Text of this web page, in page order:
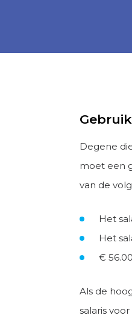
Degene
moet een
van de
Het
Het
€
Als de
salaris